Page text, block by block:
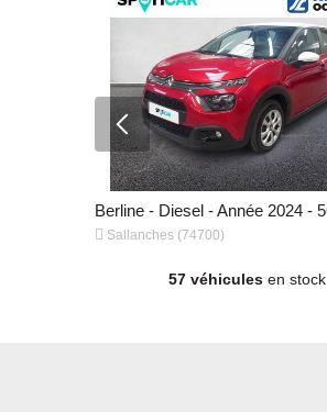
 Sallanches (74700)
57 véhiculesen stock